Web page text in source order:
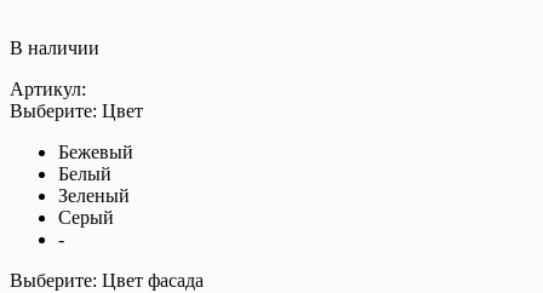
В наличии
Артикул:
Выберите: Цвет
Бежевый
Белый
Зеленый
Серый
-
Выберите: Цвет фасада